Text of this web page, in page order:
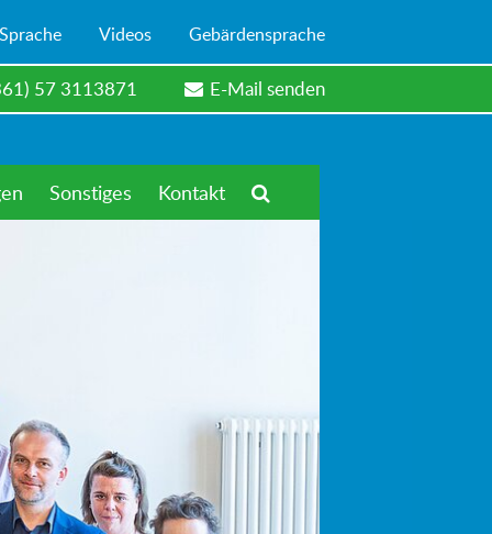
Videos Gebärdensprache
57 3113871 E-Mail senden
Sonstiges Kontakt